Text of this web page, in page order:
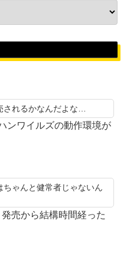
されるかなんだよな…
ンワイルズの動作環境が
ゃんと健常者じゃないん
売から結構時間経った